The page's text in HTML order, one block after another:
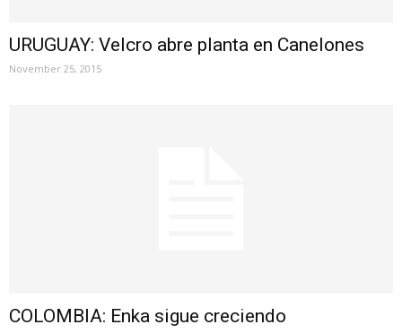
URUGUAY: Velcro abre planta en Canelones
November 25, 2015
COLOMBIA: Enka sigue creciendo